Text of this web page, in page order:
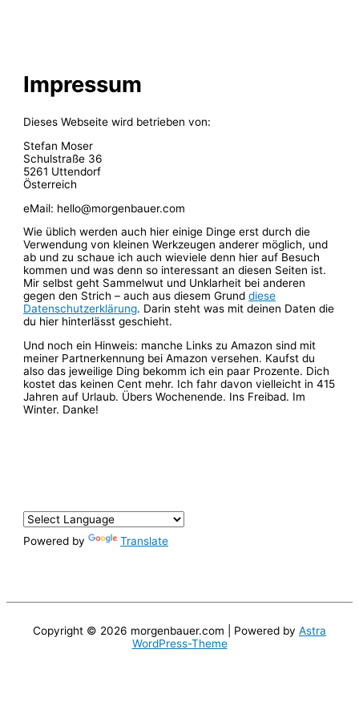
Impressum
Dieses Webseite wird betrieben von:
Stefan Moser
Schulstraße 36
5261 Uttendorf
Österreich
eMail: hello@morgenbauer.com
Wie üblich werden auch hier einige Dinge erst durch die
Verwendung von kleinen Werkzeugen anderer möglich, und
ab und zu schaue ich auch wieviele denn hier auf Besuch
kommen und was denn so interessant an diesen Seiten ist.
Mir selbst geht Sammelwut und Unklarheit bei anderen
gegen den Strich – auch aus diesem Grunddiese
Datenschutzerklärung. Darin steht was mit deinen Daten die
du hier hinterlässt geschieht.
Und noch ein Hinweis: manche Links zu Amazon sind mit
meiner Partnerkennung bei Amazon versehen. Kaufst du
also das jeweilige Ding bekomm ich ein paar Prozente. Dich
kostet das keinen Cent mehr. Ich fahr davon vielleicht in 415
Jahren auf Urlaub. Übers Wochenende. Ins Freibad. Im
Winter. Danke!
Powered by Translate
Copyright © 2026 morgenbauer.com | Powered by Astra
WordPress-Theme